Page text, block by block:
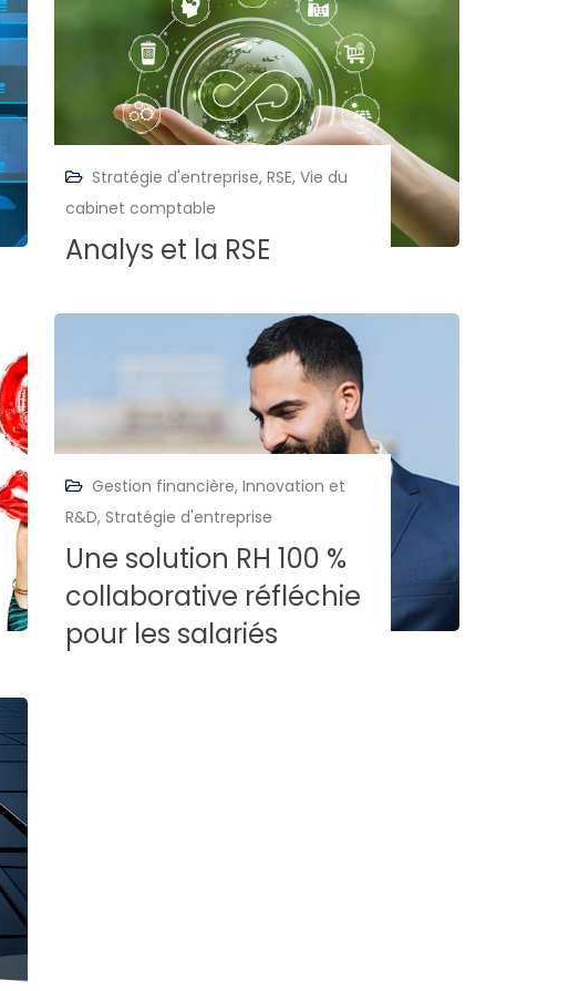
Stratégie d'entreprise, RSE, Vie du
cabinet comptable
Analys et la RSE
Gestion financière, Innovation et
R&D, Stratégie d'entreprise
Une solution RH 100 %
collaborative réfléchie
pour les salariés